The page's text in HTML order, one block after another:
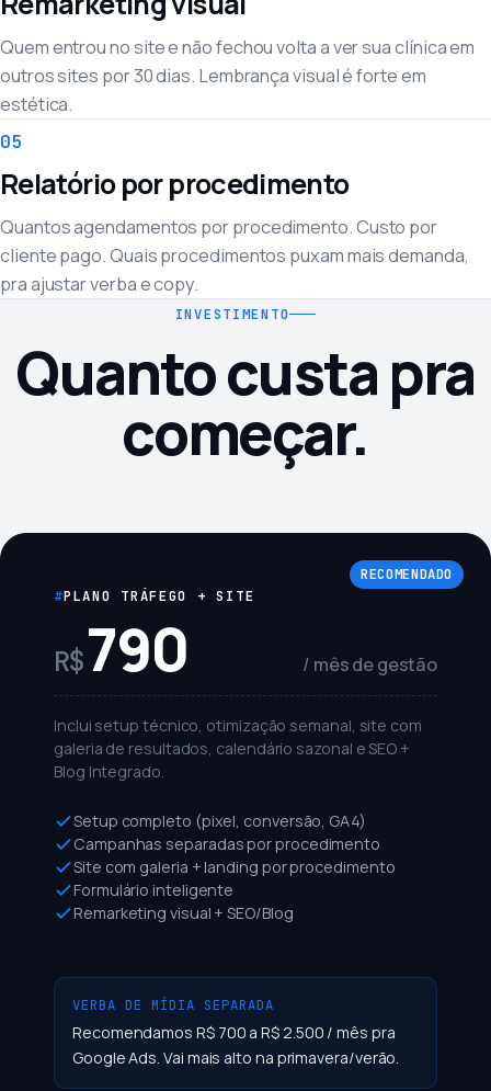
Quem entrou no site e não fechou volta a ver sua clínica em
outros sites por 30 dias. Lembrança visual é forte em
estética.
05
Relatório por procedimento
Quantos agendamentos por procedimento. Custo por
cliente pago. Quais procedimentos puxam mais demanda,
pra ajustar verba e copy.
INVESTIMENTO
Quanto custa pra
começar.
RECOMENDADO
PLANO TRÁFEGO + SITE
R$790 / mês de gestão
Inclui setup técnico, otimização semanal, site com
galeria de resultados, calendário sazonal e SEO +
Blog Integrado.
Setup completo (pixel, conversão, GA4)
Campanhas separadas por procedimento
Site com galeria + landing por procedimento
Formulário inteligente
Remarketing visual + SEO/Blog
VERBA DE MÍDIA SEPARADA
Recomendamos R$ 700 a R$ 2.500 / mês pra
Google Ads. Vai mais alto na primavera/verão.